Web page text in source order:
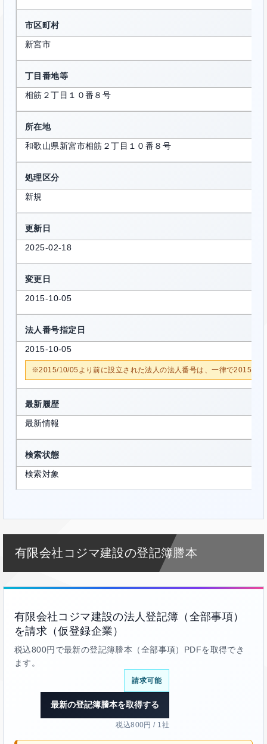
市区町村
新宮市
丁目番地等
相筋２丁目１０番８号
所在地
和歌山県新宮市相筋２丁目１０番８号
処理区分
新規
更新日
2025-02-18
変更日
2015-10-05
法人番号指定日
2015-10-05
※2015/10/05より前に設立された法人の法人番号は、一律で2015/10/
最新履歴
最新情報
検索状態
検索対象
有限会社コジマ建設の登記簿謄本
有限会社コジマ建設の法人登記簿（全部事項）
を請求（仮登録企業）
税込800円で最新の登記簿謄本（全部事項）PDFを取得でき
ます。
請求可能
最新の登記簿謄本を取得する
税込800円 / 1社